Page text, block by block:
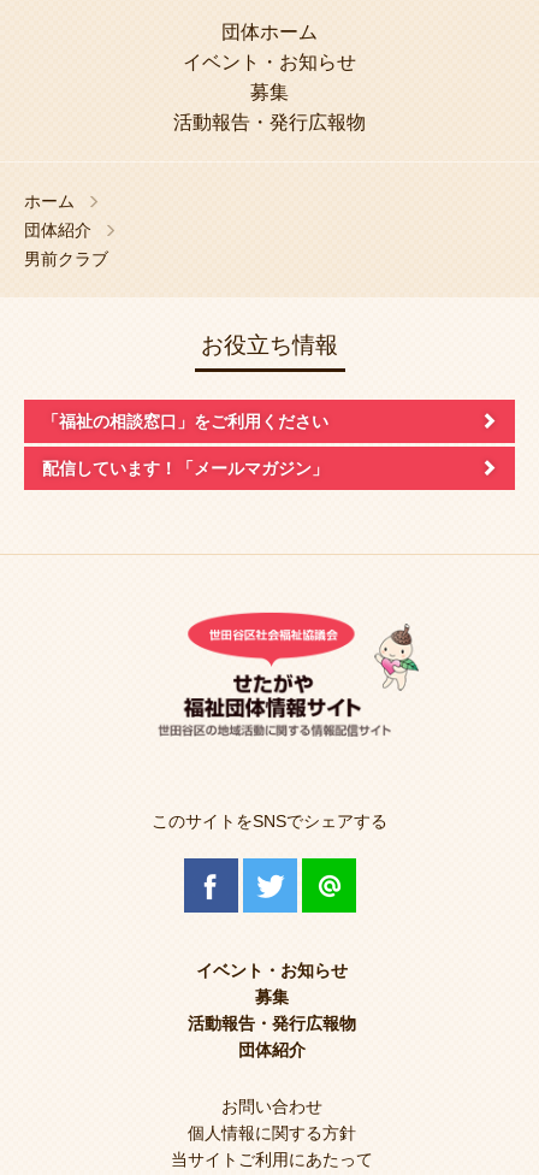
団体ホーム
イベント・お知らせ
募集
活動報告・発行広報物
ホーム
団体紹介
男前クラブ
お役立ち情報
「福祉の相談窓口」 をご利用ください
配信しています！ 「メールマガジン」
このサイトをSNSでシェアする
イベント・お知らせ
募集
活動報告・発行広報物
団体紹介
お問い合わせ
個人情報に関する方針
当サイトご利用にあたって